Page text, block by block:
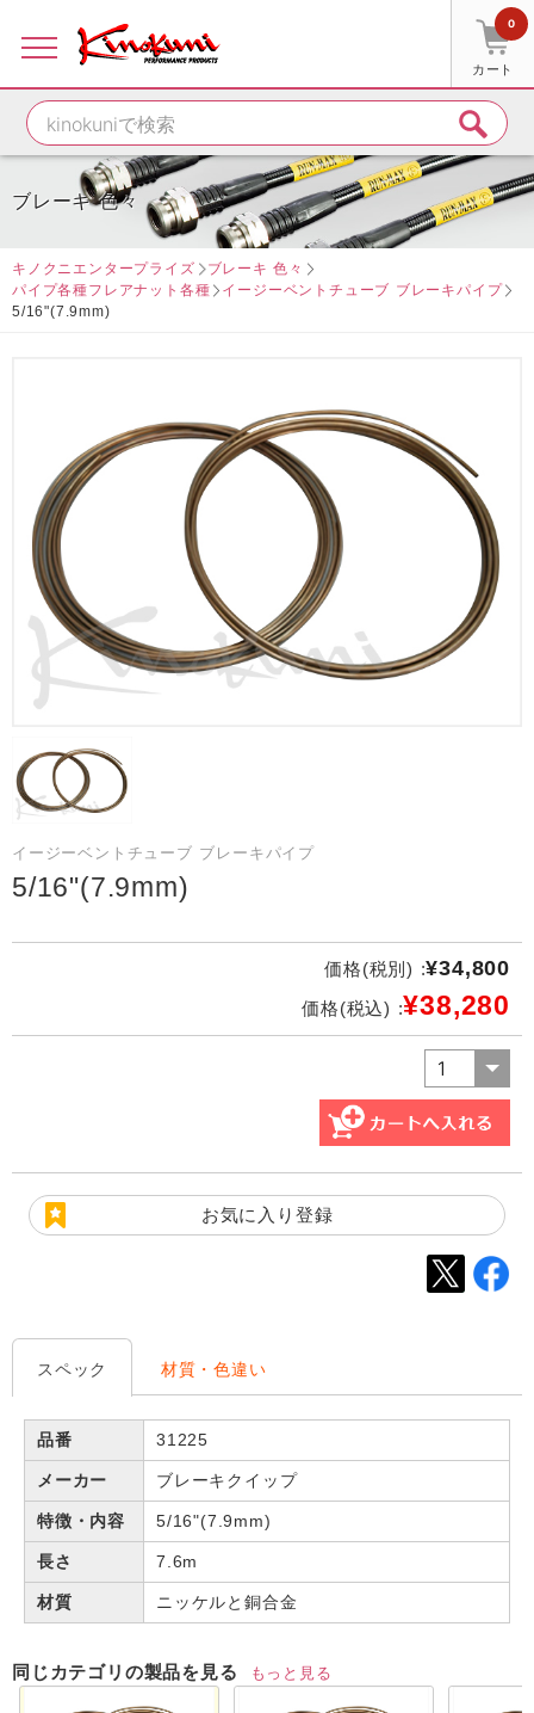
カート
0
ブレーキ 色々
キノクニエンタープライズ
ブレーキ 色々
パイプ各種フレアナット各種
イージーベントチューブ ブレーキパイプ
5/16"(7.9mm)
イージーベントチューブ ブレーキパイプ
5/16"(7.9mm)
価格(税別) :¥34,800
価格(税込) :¥38,280
お気に入り登録
スペック 材質・色違い
品番 31225
メーカー ブレーキクイップ
特徴・内容 5/16"(7.9mm)
長さ 7.6m
材質 ニッケルと銅合金
同じカテゴリの製品を見る もっと見る